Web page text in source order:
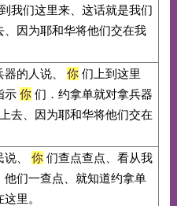
我们这里来、这话就是我们
、因为耶和华将他们交在我
的人说、 你们上到这里
示 你们．约拿单就对拿兵器
去、因为耶和华将他们交在
、 你们查点查点、看从我
他们一查点、就知道约拿单
里。